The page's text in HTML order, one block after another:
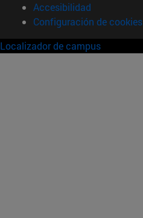
Accesibilidad
Configuración de cookies
Localizador de campus